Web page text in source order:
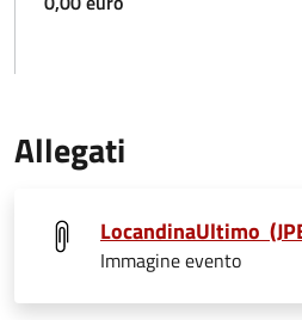
Allegati
LocandinaUltimo
Immagine evento